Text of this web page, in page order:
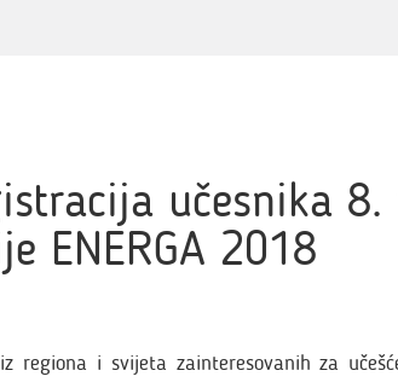
učesnika
ENERGA 2018
regiona i svijeta zainteresovanih za